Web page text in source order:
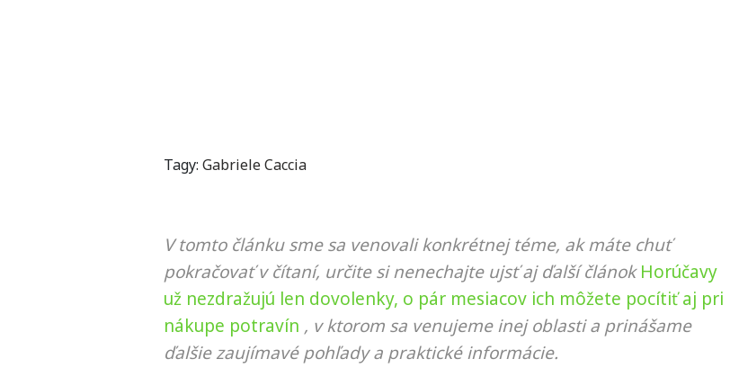
Tagy: Gabriele Caccia
V tomto článku sme sa venovali konkrétnej téme, ak máte chuť
pokračovať v čítaní, určite si nenechajte ujsť aj ďalší článok Horúčavy
už nezdražujú len dovolenky, o pár mesiacov ich môžete pocítiť aj pri
nákupe potravín , v ktorom sa venujeme inej oblasti a prinášame
ďalšie zaujímavé pohľady a praktické informácie.